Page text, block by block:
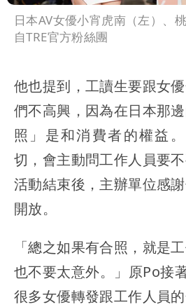
日本AV女優小宵虎南（左）、
自TRE官方粉絲團
他也提到，工讀生要跟女
們不高興，因為在日本那
照」是和消費者的權益
切，會主動問工作人員要
活動結束後，主辦單位感
開放。
「總之如果有合照，就是
也不要太意外。」原Po接
很多女優轉發跟工作人員